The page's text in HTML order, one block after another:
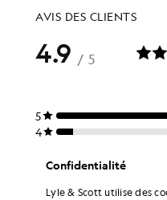
Confidentialité
Lyle & Scott utilise des